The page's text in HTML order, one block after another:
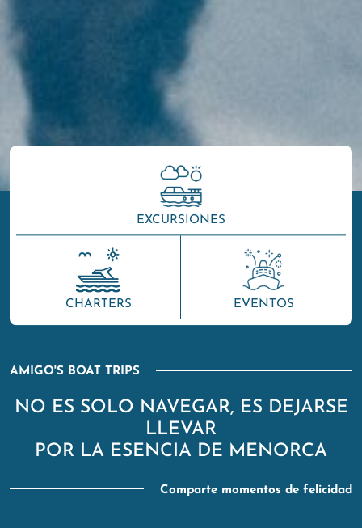
EXCURSIONES
CHARTERS EVENTOS
AMIGO'S BOAT TRIPS
NO ES SOLO NAVEGAR, ES DEJARSE
LLEVAR
POR LA ESENCIA DE MENORCA
Comparte momentos de felicidad